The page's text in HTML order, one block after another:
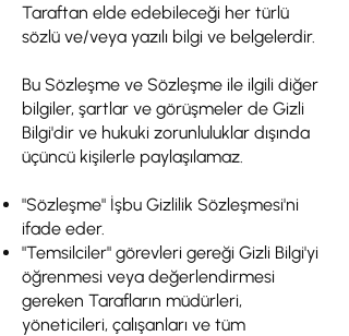
Taraftan elde edebileceği her türlü
sözlü ve/veya yazılı bilgi ve belgelerdir.
Bu Sözleşme ve Sözleşme ile ilgili diğer
bilgiler, şartlar ve görüşmeler de Gizli
Bilgi'dir ve hukuki zorunluluklar dışında
üçüncü kişilerle paylaşılamaz.
"Sözleşme" İşbu Gizlilik Sözleşmesi'ni
ifade eder.
"Temsilciler" görevleri gereği Gizli Bilgi'yi
öğrenmesi veya değerlendirmesi
gereken Tarafların müdürleri,
yöneticileri, çalışanları ve tüm